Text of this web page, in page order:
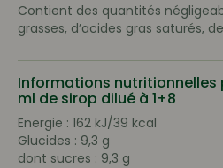
Contient des quantités
grasses, d’acides gras saturés,
Informations nutritionnelles
ml de sirop dilué à 1+8
Energie : 162 kJ/39 kcal
Glucides : 9,3 g
dont sucres : 9,3 g